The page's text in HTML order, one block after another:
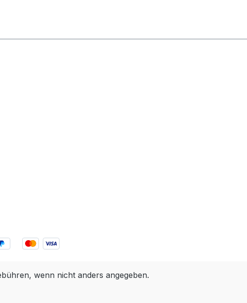
wenn nicht anders angegeben.